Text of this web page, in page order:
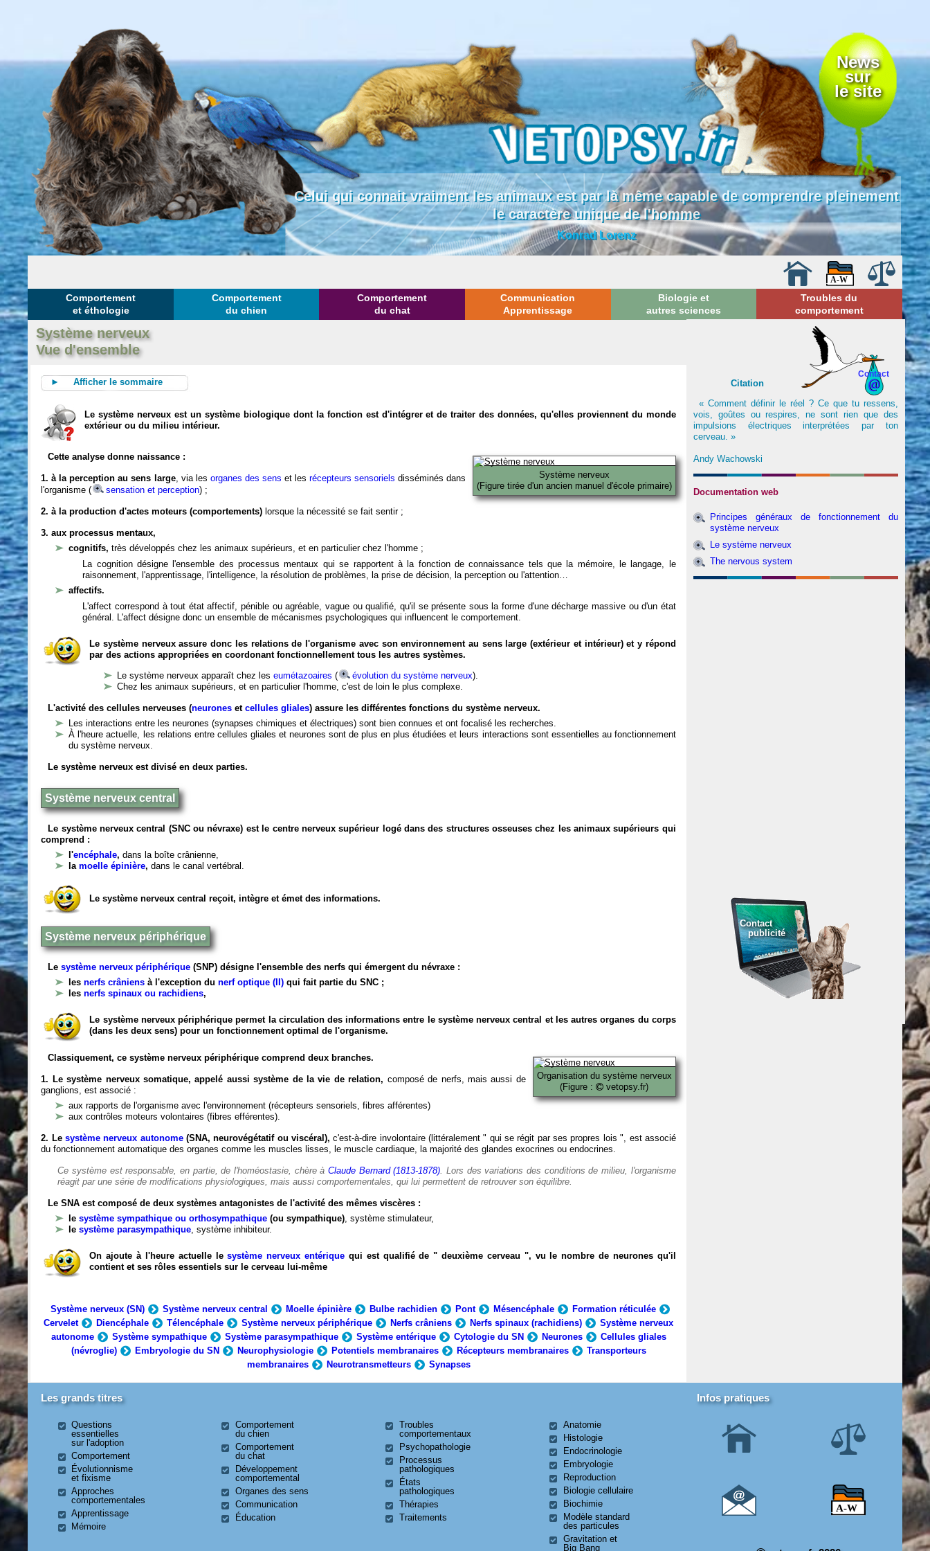
News
sur
le site
Celui qui connait vraiment les animaux est par là même capable de comprendre pleinement
le caractère unique de l'homme
Konrad Lorenz
Comportement
et éthologie
Comportement
du chien
Comportement
du chat
Communication
Apprentissage
Biologie et
autres sciences
Troubles du
comportement
Système nerveux
Vue d'ensemble
► Afficher le sommaire
Le système nerveux est un système biologique dont la fonction est d'intégrer et de traiter des données, qu'elles proviennent du monde
extérieur ou du milieu intérieur.
Système nerveux
(Figure tirée d'un ancien manuel d'école primaire)
Cette analyse donne naissance :
1. à la perception au sens large, via les organes des sens et les récepteurs sensoriels disséminés dans
l'organisme (
sensation et perception) ;
2. à la production d'actes moteurs (comportements) lorsque la nécessité se fait sentir ;
3. aux processus mentaux,
cognitifs,très développés chez les animaux supérieurs, et en particulier chez l'homme ;
La cognition désigne l'ensemble des processus mentaux qui se rapportent à la fonction de connaissance tels que la mémoire, le langage, le
raisonnement, l'apprentissage, l'intelligence, la résolution de problèmes, la prise de décision, la perception ou l'attention…
affectifs.
L'affect correspond à tout état affectif, pénible ou agréable, vague ou qualifié, qu'il se présente sous la forme d'une décharge massive ou d'un état
général. L'affect désigne donc un ensemble de mécanismes psychologiques qui influencent le comportement.
Le système nerveux assure donc les relations de l'organisme avec son environnement au sens large (extérieur et intérieur) et y répond
par des actions appropriées en coordonant fonctionnellement tous les autres systèmes.
Le système nerveux apparaît chez leseumétazoaires ( évolution du système nerveux).
Chez les animaux supérieurs, et en particulier l'homme, c'est de loin le plus complexe.
L'activité des cellules nerveuses (neurones etcellules gliales) assure les différentes fonctions du système nerveux.
Les interactions entre les neurones (synapses chimiques et électriques) sont bien connues et ont focalisé les recherches.
À l'heure actuelle, les relations entre cellules gliales et neurones sont de plus en plus étudiées et leurs interactions sont essentielles au fonctionnement
du système nerveux.
Le système nerveux est divisé en deux parties.
Système nerveux central
Le système nerveux central (SNC ou névraxe) est le centre nerveux supérieur logé dans des structures osseuses chez les animaux supérieurs qui
comprend :
l'encéphale,dans la boîte crânienne,
lamoelle épinière,dans le canal vertébral.
Le système nerveux central reçoit, intègre et émet des informations.
Système nerveux périphérique
Lesystème nerveux périphérique (SNP) désigne l'ensemble des nerfs qui émergent du névraxe :
lesnerfs crâniens à l'exception du nerf optique (II) qui fait partie du SNC ;
lesnerfs spinaux ou rachidiens,
Le système nerveux périphérique permet la circulation des informations entre le système nerveux central et les autres organes du corps
(dans les deux sens) pour un fonctionnement optimal de l'organisme.
Organisation du système nerveux
(Figure :
vetopsy.fr)
Classiquement, ce système nerveux périphérique comprend deux branches.
1. Le système nerveux somatique, appelé aussi système de la vie de relation, composé de nerfs, mais aussi de
ganglions, est associé :
aux rapports de l'organisme avec l'environnement (récepteurs sensoriels, fibres afférentes)
aux contrôles moteurs volontaires (fibres efférentes).
2. Le système nerveux autonome(SNA, neurovégétatif ou viscéral), c'est-à-dire involontaire (littéralement " qui se régit par ses propres lois ", est associé
du fonctionnement automatique des organes comme les muscles lisses, le muscle cardiaque, la majorité des glandes exocrines ou endocrines.
Ce système est responsable, en partie, de l'homéostasie, chère àClaude Bernard (1813-1878). Lors des variations des conditions de milieu, l'organisme
réagit par une série de modifications physiologiques, mais aussi comportementales, qui lui permettent de retrouver son équilibre.
Le SNA est composé de deux systèmes antagonistes de l'activité des mêmes viscères :
lesystème sympathique ou orthosympathique (ou sympathique), système stimulateur,
lesystème parasympathique, système inhibiteur.
On ajoute à l'heure actuelle lesystème nerveux entérique qui est qualifié de " deuxième cerveau ", vu le nombre de neurones qu'il
contient et ses rôles essentiels sur le cerveau lui-même
Système nerveux (SN) Système nerveux central Moelle épinière Bulbe rachidien Pont Mésencéphale
Formation réticulée
Cervelet
Diencéphale Télencéphale Système nerveux périphérique Nerfs crâniens Nerfs spinaux (rachidiens)
Système nerveux
autonome
Système sympathique Système parasympathique Système entérique Cytologie du SN Neurones
Cellules gliales
(névroglie)
Embryologie du SN Neurophysiologie Potentiels membranaires Récepteurs membranaires
Transporteurs
membranaires
Neurotransmetteurs Synapses
Contact
Citation
« Comment définir le réel ? Ce que tu ressens,
vois, goûtes ou respires, ne sont rien que des
impulsions électriques interprétées par ton
cerveau. »
Andy Wachowski
Documentation web
Principes généraux de fonctionnement du
système nerveux
Le système nerveux
The nervous system
Contact
publicité
Les grands titres
Questions
essentielles
sur l'adoption
Comportement
Évolutionnisme
et fixisme
Approches
comportementales
Apprentissage
Mémoire
Comportement
du chien
Comportement
du chat
Développement
comportemental
Organes des sens
Communication
Éducation
Troubles
comportementaux
Psychopathologie
Processus
pathologiques
États
pathologiques
Thérapies
Traitements
Anatomie
Histologie
Endocrinologie
Embryologie
Reproduction
Biologie cellulaire
Biochimie
Modèle standard
des particules
Gravitation et
Big Bang
Infos pratiques